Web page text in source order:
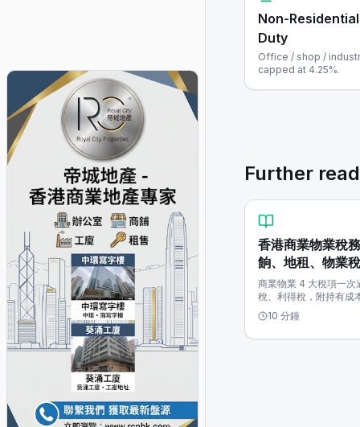
Non-
Duty
Office / shop /
capped at 4.25%.
Further
香港商業物業稅
餉、地租、物業
商業物業 4 大稅項一次
稅、利得稅，附持有成
10 分鐘